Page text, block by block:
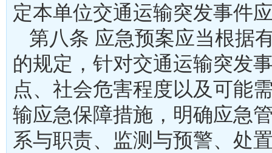
定本单位交通运输突发事
第八条 应急预案应当根据
的规定，针对交通运输突发
点、社会危害程度以及可能
输应急保障措施，明确应急
系与职责、监测与预警、处